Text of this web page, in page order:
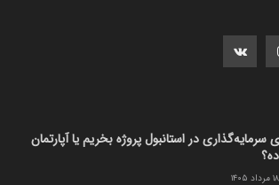
سرمایه‌گذاری در استانبول پروژه بخریم یا آپارتمان